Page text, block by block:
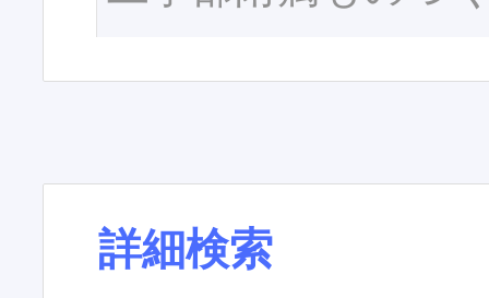
詳細検索